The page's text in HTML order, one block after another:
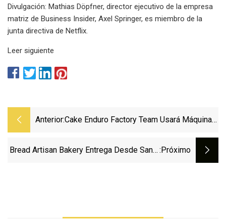
Divulgación: Mathias Döpfner, director ejecutivo de la empresa
matriz de Business Insider, Axel Springer, es miembro de la
junta directiva de Netflix.
Leer siguiente
Anterior:Cake Enduro Factory Team Usará Máquinas
Bread Artisan Bakery Entrega Desde Santa :próximo